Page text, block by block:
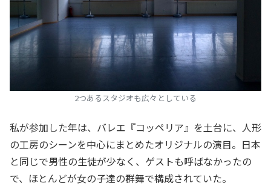
2つあるスタジオも広々としている
私が参加した年は、バレエ『コッペリア』を土台に、人形
の工房のシーンを中心にまとめたオリジナルの演目。日本
と同じで男性の生徒が少なく、ゲストも呼ばなかったの
で、ほとんどが女の子達の群舞で構成されていた。